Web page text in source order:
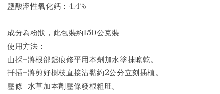
鹽酸溶性氧化鈣：4.4%
成分為粉狀，此包裝約150公克裝
使用方法：
山採–將根部鋸痕修平用本劑加水塗抹晾乾。
扦插–將剪好樹枝直接沾黏約2公分立刻插植。
壓條–水草加本劑壓條發根粗旺。